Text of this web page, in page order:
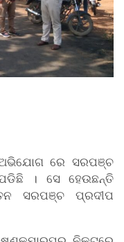
ଅଭିଯୋଗ ରେ ସରପଞ୍ଚ
। ସେ ହେଉଛନ୍ତି
ସରପଞ୍ଚ ପ୍ରଦୀପ